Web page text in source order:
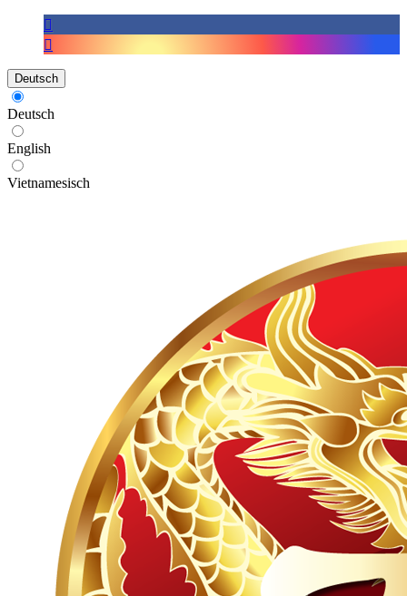
Deutsch
Deutsch
English
Vietnamesisch